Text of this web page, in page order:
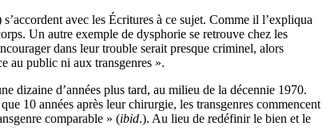
avec les Écritures à ce sujet. Comme il l’expliqua
Un autre exemple de dysphorie se retrouve chez les
dans leur trouble serait presque criminel, alors
au public ni aux transgenres ».
dizaine d’années plus tard, au milieu de la décennie 1970.
10 années après leur chirurgie, les transgenres commencent
comparable » (ibid.). Au lieu de redéfinir le bien et le